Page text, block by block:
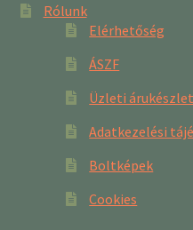
Rólunk
Elérhetőség
ÁSZF
Üzleti
Adatkezelési
Boltképek
Cookies